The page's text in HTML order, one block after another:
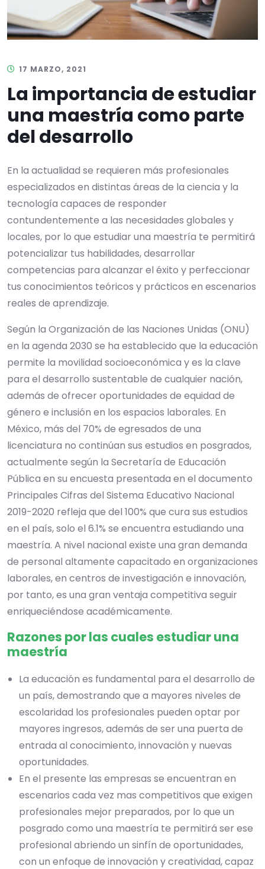
17 MARZO, 2021
La importancia de estudiar
una maestría como parte
del desarrollo
En la actualidad se requieren más profesionales
especializados en distintas áreas de la ciencia y la
tecnología capaces de responder
contundentemente a las necesidades globales y
locales, por lo que estudiar una maestría te permitirá
potencializar tus habilidades, desarrollar
competencias para alcanzar el éxito y perfeccionar
tus conocimientos teóricos y prácticos en escenarios
reales de aprendizaje.
Según la Organización de las Naciones Unidas (ONU)
en la agenda 2030 se ha establecido que la educación
permite la movilidad socioeconómica y es la clave
para el desarrollo sustentable de cualquier nación,
además de ofrecer oportunidades de equidad de
género e inclusión en los espacios laborales. En
México, más del 70% de egresados de una
licenciatura no continúan sus estudios en posgrados,
actualmente según la Secretaría de Educación
Pública en su encuesta presentada en el documento
Principales Cifras del Sistema Educativo Nacional
2019-2020 refleja que del 100% que cura sus estudios
en el país, solo el 6.1% se encuentra estudiando una
maestría. A nivel nacional existe una gran demanda
de personal altamente capacitado en organizaciones
laborales, en centros de investigación e innovación,
por tanto, es una gran ventaja competitiva seguir
enriqueciéndose académicamente.
Razones por las cuales estudiar una
maestría
La educación es fundamental para el desarrollo de
un país, demostrando que a mayores niveles de
escolaridad los profesionales pueden optar por
mayores ingresos, además de ser una puerta de
entrada al conocimiento, innovación y nuevas
oportunidades.
En el presente las empresas se encuentran en
escenarios cada vez mas competitivos que exigen
profesionales mejor preparados, por lo que un
posgrado como una maestría te permitirá ser ese
profesional abriendo un sinfín de oportunidades,
con un enfoque de innovación y creatividad, capaz